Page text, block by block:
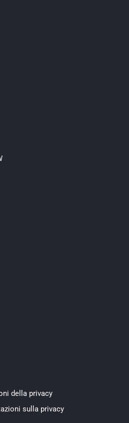
della privacy
sulla privacy